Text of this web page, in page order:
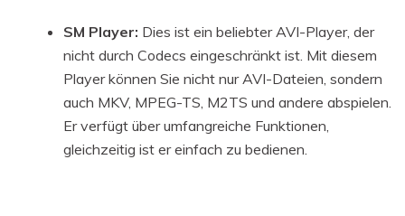
SM Player: Dies ist ein beliebter AVI-Player, der
nicht durch Codecs eingeschränkt ist. Mit diesem
Player können Sie nicht nur AVI-Dateien, sondern
auch MKV, MPEG-TS, M2TS und andere abspielen.
Er verfügt über umfangreiche Funktionen,
gleichzeitig ist er einfach zu bedienen.